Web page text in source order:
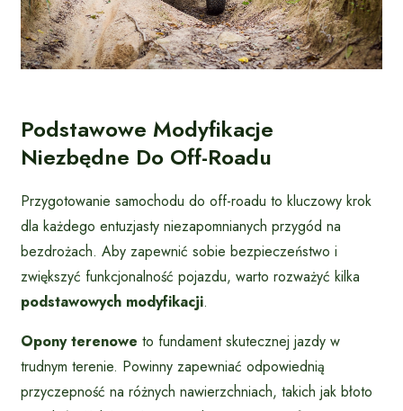
Podstawowe Modyfikacje
Niezbędne Do Off-Roadu
Przygotowanie samochodu do off-roadu to kluczowy krok
dla każdego entuzjasty niezapomnianych przygód na
bezdrożach. Aby zapewnić sobie bezpieczeństwo i
zwiększyć funkcjonalność pojazdu, warto rozważyć kilka
podstawowych modyfikacji.
Opony terenowe to fundament skutecznej jazdy w
trudnym terenie. Powinny zapewniać odpowiednią
przyczepność na różnych nawierzchniach, takich jak błoto